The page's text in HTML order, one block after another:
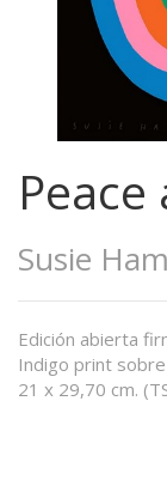
Peace
Susie
Edición abierta
Indigo print
21 x 29,70 cm.